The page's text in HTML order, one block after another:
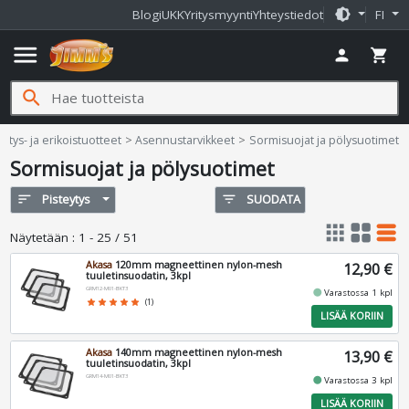
BlogiUKKYritysmyyntiYhteystiedot brightness_medium FI
menu person shopping_cart
search
ja erikoistuotteet Asennustarvikkeet Sormisuojat ja pölysuotimet
Sormisuojat ja pölysuotimet
sort Pisteytys filter_list SUODATA
Näytetään : 1 - 25 / 51 apps grid_view table_rows
Akasa 120mm magneettinen nylon-mesh
tuuletinsuodatin, 3kpl
GRM12-M01-BKT3
star star star star star (1)
12,90 €
fiber_manual_recordVarastossa 1 kpl
LISÄÄ KORIIN
Akasa 140mm magneettinen nylon-mesh
tuuletinsuodatin, 3kpl
GRM14-M01-BKT3
13,90 €
fiber_manual_recordVarastossa 3 kpl
LISÄÄ KORIIN